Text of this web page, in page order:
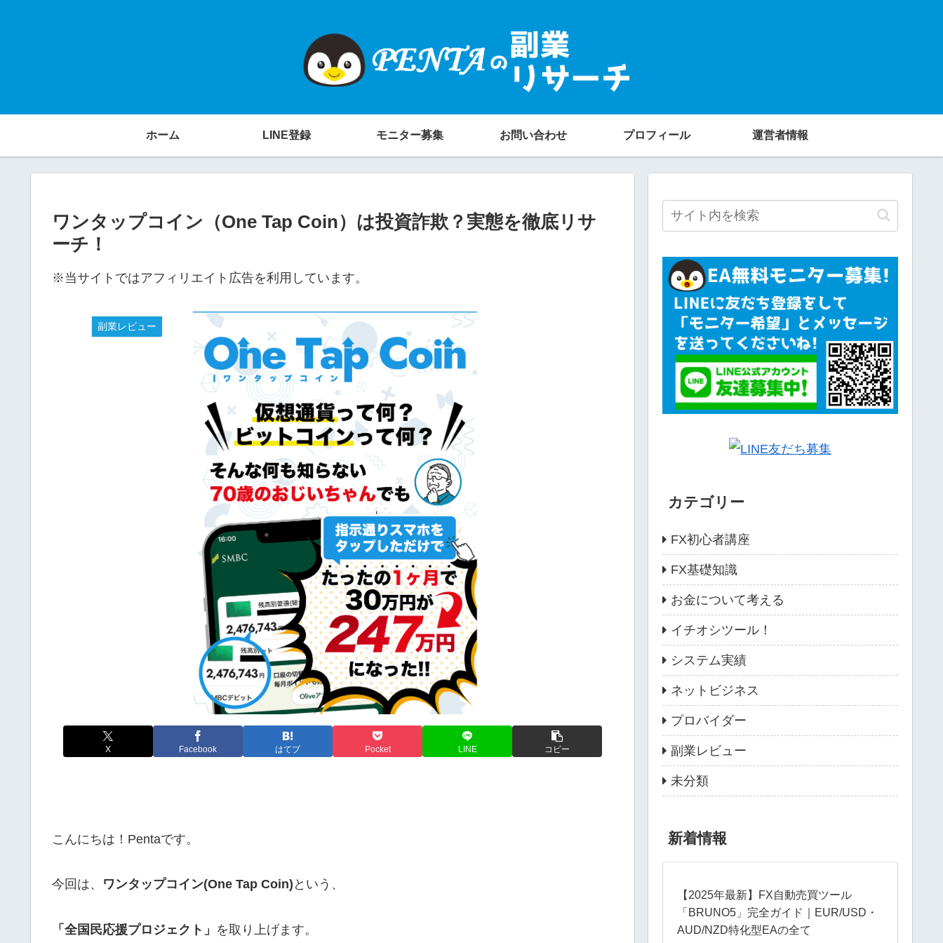
ホーム LINE登録 モニター募集 お問い合わせ プロフィール 運営者情報
ワンタップコイン（One Tap Coin）は投資詐欺？実態を徹底リサ
ーチ！
※当サイトではアフィリエイト広告を利用しています。
副業レビュー
X Facebook はてブ Pocket LINE コピー
こんにちは！Pentaです。
今回は、 ワンタップコイン(One Tap Coin) という、
「全国民応援プロジェクト」 を取り上げます。
カテゴリー
FX初心者講座
FX基礎知識
お金について考える
イチオシツール！
システム実績
ネットビジネス
プロバイダー
副業レビュー
未分類
新着情報
【2025年最新】FX自動売買ツール
「BRUNO5」完全ガイド｜EUR/USD・
AUD/NZD特化型EAの全て